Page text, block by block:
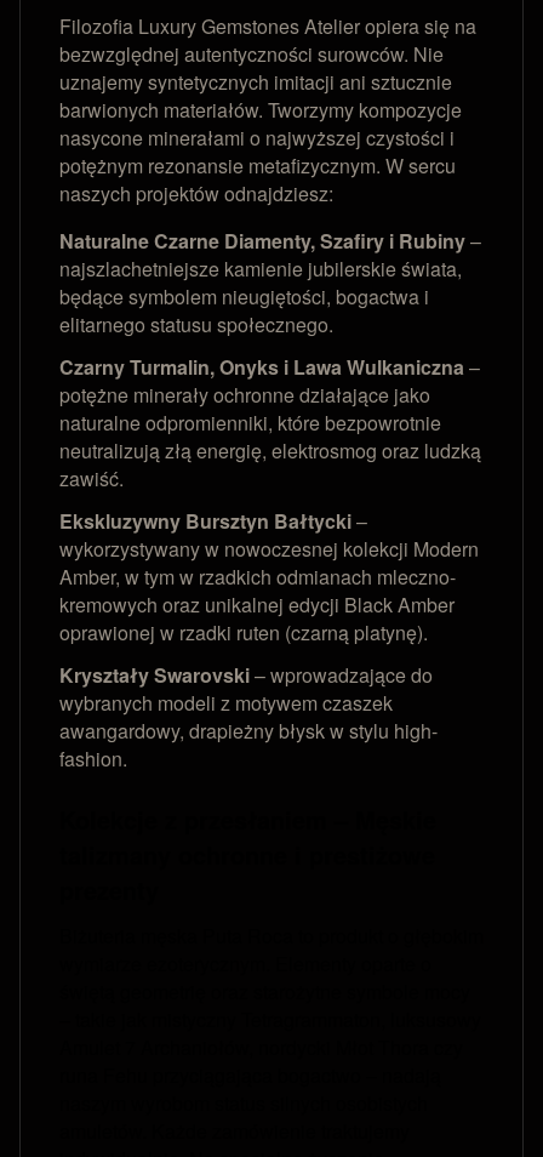
Filozofia Luxury Gemstones Atelier opiera się na
bezwzględnej autentyczności surowców. Nie
uznajemy syntetycznych imitacji ani sztucznie
barwionych materiałów. Tworzymy kompozycje
nasycone minerałami o najwyższej czystości i
potężnym rezonansie metafizycznym. W sercu
naszych projektów odnajdziesz:
Naturalne Czarne Diamenty, Szafiry i Rubiny–
najszlachetniejsze kamienie jubilerskie świata,
będące symbolem nieugiętości, bogactwa i
elitarnego statusu społecznego.
Czarny Turmalin, Onyks i Lawa Wulkaniczna–
potężne minerały ochronne działające jako
naturalne odpromienniki, które bezpowrotnie
neutralizują złą energię, elektrosmog oraz ludzką
zawiść.
Ekskluzywny Bursztyn Bałtycki–
wykorzystywany w nowoczesnej kolekcji Modern
Amber, w tym w rzadkich odmianach mleczno-
kremowych oraz unikalnej edycji Black Amber
oprawionej w rzadki ruten (czarną platynę).
Kryształy Swarovski– wprowadzające do
wybranych modeli z motywem czaszek
awangardowy, drapieżny błysk w stylu high-
fashion.